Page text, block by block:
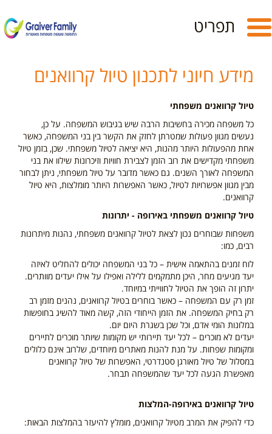
Toggle
navigation
תפריט
מידע חיוני לתכנון טיול קרוואנים
טיול קרוואנים משפחתי
כל משפחה מכירה בחשיבות הרבה שיש בגיבוש המשפחה. על כן,
נעשים מגוון פעולות שמטרתן לחזק את הקשר בין בני המשפחה, כאשר
אחת מהפעולות היותר מהנות, היא יציאה לטיול משפחתי. שכן, בזמן טיול
משפחתי מקדישים את רוב הזמן לצבירת חוויות וזיכרונות שילוו את בני
המשפחה לאורך השנים. גם כאשר מדובר על טיול משפחתי, ניתן לבחור
מבין מגוון אפשרויות לטיול, כאשר האפשרות היותר מומלצות, היא טיול
קרוואנים.
טיול קרוואנים משפחתי באירופה - יתרונות
משפחות שבוחרים נכון לצאת לטיול קרוואנים משפחתי, נהנות מיתרונות
רבים, כמו:
לוח זמנים בהתאמה אישית – כל בני המשפחה יכולים להחליט לאיזה
יעד מגיעים מחר, היכן מתמקמים ללילה ואפילו על אילו יעדים מוותרים.
יתרון זה הופך את הטיול לחווייתי במיוחד.
זמן רק עם המשפחה – כאשר בוחרים בטיול קרוואנים, נהנים מזמן רב
רק בחיק המשפחה. את הזמן הייחודי הזה, קשה מאוד להשיג בחופשות
במלונות הומי אדם, וכל שכן בשגרת היום יום.
יעדים לא מוכרים – לכל יעד תיירותי יש מקומות שיותר מוכרים לתיירים
ומקומות שפחות. על מנת להנות מאתרים מיוחדים, שלרוב אינם כלולים
במסלול של טיול מאורגן סטנדרטי, האפשרות של טיול קרוואנים
מאפשרת הגעה לכל יעד שהמשפחה תבחר.
טיול קרוואנים באירופה-המלצות
כדי להפיק את המרב מטיול קרוואנים, מומלץ להיעזר בהמלצות הבאות: